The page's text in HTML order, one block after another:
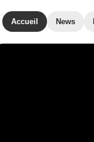
Accueil News